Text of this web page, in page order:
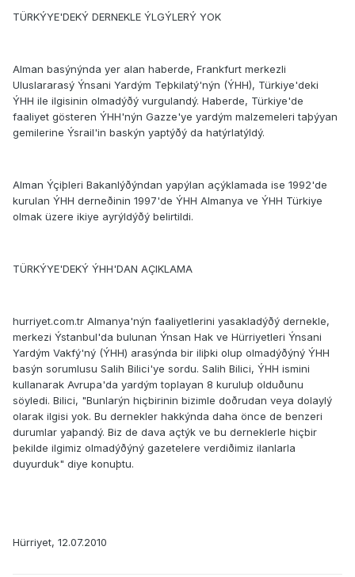
TÜRKÝYE'DEKÝ DERNEKLE ÝLGÝLERÝ YOK
Alman basýnýnda yer alan haberde, Frankfurt merkezli
Uluslararasý Ýnsani Yardým Teþkilatý'nýn (ÝHH), Türkiye'deki
ÝHH ile ilgisinin olmadýðý vurgulandý. Haberde, Türkiye'de
faaliyet gösteren ÝHH'nýn Gazze'ye yardým malzemeleri taþýyan
gemilerine Ýsrail'in baskýn yaptýðý da hatýrlatýldý.
Alman Ýçiþleri Bakanlýðýndan yapýlan açýklamada ise 1992'de
kurulan ÝHH derneðinin 1997'de ÝHH Almanya ve ÝHH Türkiye
olmak üzere ikiye ayrýldýðý belirtildi.
TÜRKÝYE'DEKÝ ÝHH'DAN AÇIKLAMA
hurriyet.com.tr Almanya'nýn faaliyetlerini yasakladýðý dernekle,
merkezi Ýstanbul'da bulunan Ýnsan Hak ve Hürriyetleri Ýnsani
Yardým Vakfý'ný (ÝHH) arasýnda bir iliþki olup olmadýðýný ÝHH
basýn sorumlusu Salih Bilici'ye sordu. Salih Bilici, ÝHH ismini
kullanarak Avrupa'da yardým toplayan 8 kuruluþ olduðunu
söyledi. Bilici, "Bunlarýn hiçbirinin bizimle doðrudan veya dolaylý
olarak ilgisi yok. Bu dernekler hakkýnda daha önce de benzeri
durumlar yaþandý. Biz de dava açtýk ve bu derneklerle hiçbir
þekilde ilgimiz olmadýðýný gazetelere verdiðimiz ilanlarla
duyurduk" diye konuþtu.
Hürriyet, 12.07.2010